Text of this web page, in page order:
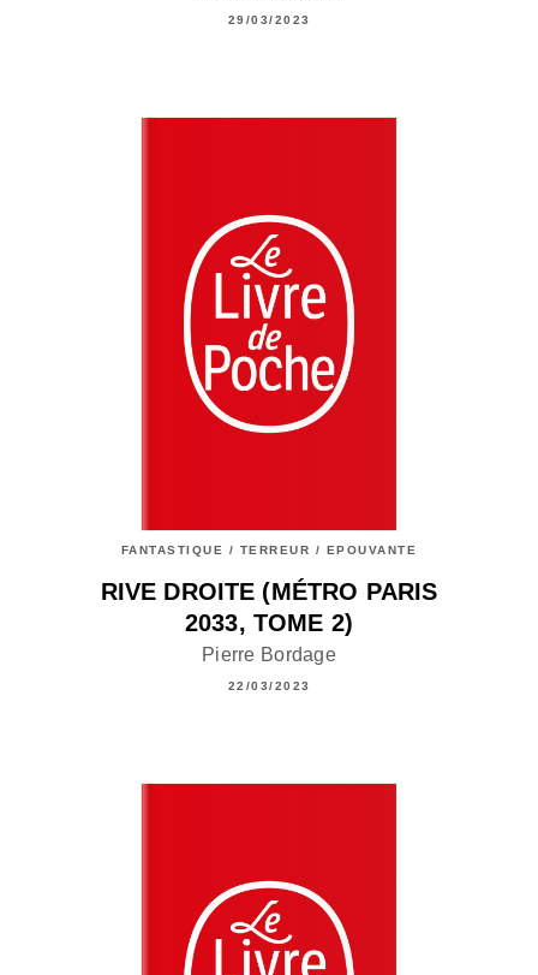
29/03/2023
FANTASTIQUE / TERREUR / EPOUVANTE
RIVE DROITE (MÉTRO PARIS
2033, TOME 2)
Pierre Bordage
22/03/2023